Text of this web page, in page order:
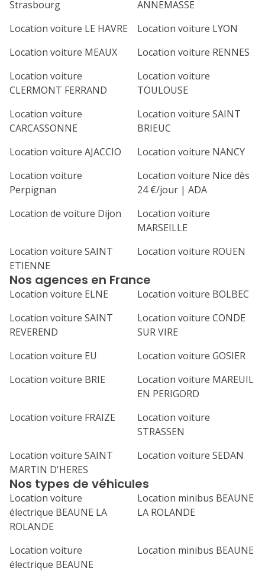
Strasbourg
ANNEMASSE
Location voiture LE HAVRE
Location voiture LYON
Location voiture MEAUX
Location voiture RENNES
Location voiture
CLERMONT FERRAND
Location voiture
TOULOUSE
Location voiture
CARCASSONNE
Location voiture SAINT
BRIEUC
Location voiture AJACCIO
Location voiture NANCY
Location voiture
Perpignan
Location voiture Nice dès
24 €/jour | ADA
Location de voiture Dijon
Location voiture
MARSEILLE
Location voiture SAINT
ETIENNE
Location voiture ROUEN
Nos agences en France
Location voiture ELNE
Location voiture BOLBEC
Location voiture SAINT
REVEREND
Location voiture CONDE
SUR VIRE
Location voiture EU
Location voiture GOSIER
Location voiture BRIE
Location voiture MAREUIL
EN PERIGORD
Location voiture FRAIZE
Location voiture
STRASSEN
Location voiture SAINT
MARTIN D'HERES
Location voiture SEDAN
Nos types de véhicules
Location voiture
électrique BEAUNE LA
ROLANDE
Location minibus BEAUNE
LA ROLANDE
Location voiture
électrique BEAUNE
Location minibus BEAUNE